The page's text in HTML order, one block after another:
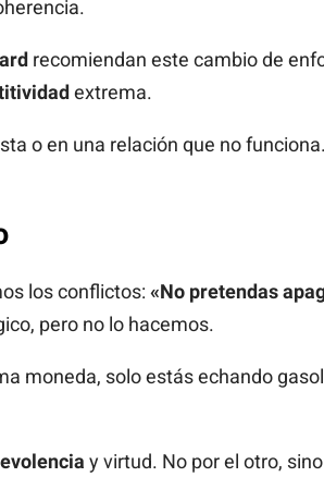
recomiendan este cambio de
extrema.
o en una relación que no
los conflictos: «No pretendas
pero no lo hacemos.
moneda, solo estás echando
y virtud. No por el otro,